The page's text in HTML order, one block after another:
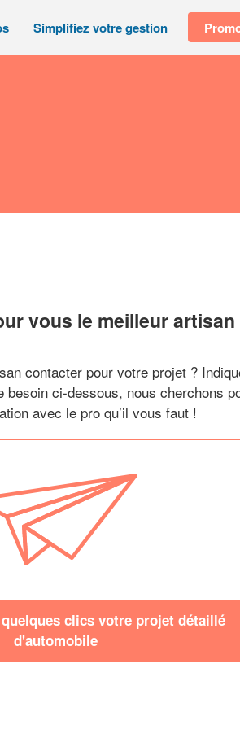
Simplifiez votre gestion
vous le meilleur artisan
contacter pour votre projet ?
besoin ci-dessous, nous cherchons
avec le pro qu’il vous faut !
clics votre projet détaillé
d'automobile